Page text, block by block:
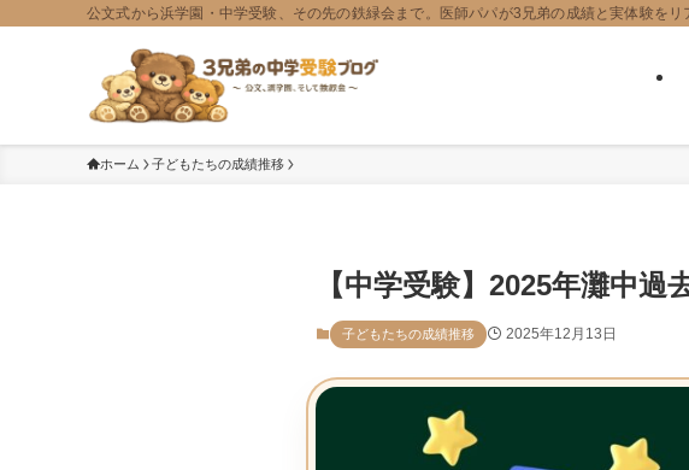
公文式から浜学園・中学受験、その先の鉄緑会まで。医師パパが3兄弟の成績と実体験をリ
ホーム 子どもたちの成績推移
【中学受験】2025年灘中過
子どもたちの成績推移 2025年12月13日